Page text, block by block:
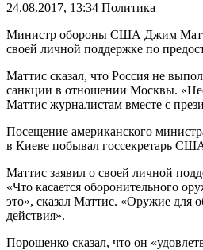
24.08.2017, 13:34 Политика
Министр обороны США Джим Маттис
своей личной поддержке по
Маттис сказал, что Россия не
санкции в отношении Москвы.
Маттис журналистам вместе с
Посещение американского
в Киеве побывал госсекретарь
Маттис заявил о своей личной
«Что касается оборонительного
это», сказал Маттис. «Оружие для
действия».
Порошенко сказал, что он